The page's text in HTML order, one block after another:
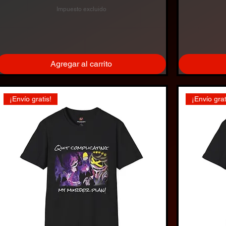
Impuesto excluido
Agregar al carrito
¡Envío gratis! ¡Envío